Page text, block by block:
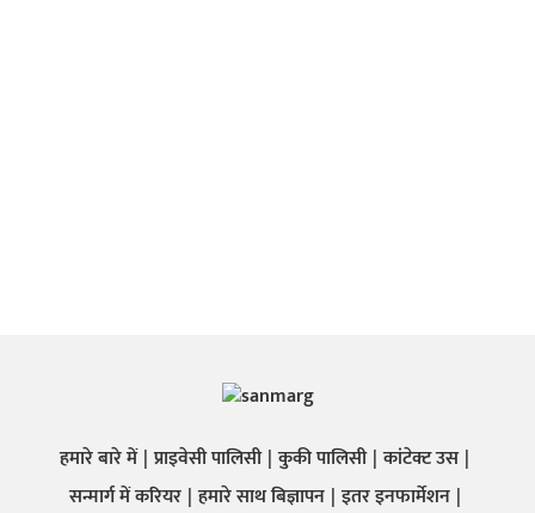
हमारे बारे में प्राइवेसी पालिसी कुकी पालिसी कांटेक्ट उस
सन्मार्ग में करियर हमारे साथ बिज्ञापन इतर इनफार्मेशन